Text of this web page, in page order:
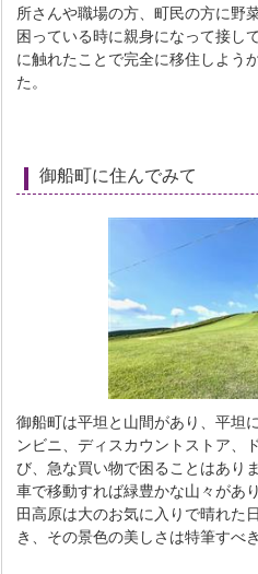
所さんや職場の方、町民の方に野
困っている時に親身になって接し
に触れたことで完全に移住しよう
た。
御船町に住んでみて
御船町は平坦と山間があり、平坦
ンビニ、ディスカウントストア、
び、急な買い物で困ることはあり
車で移動すれば緑豊かな山々があ
田高原は大のお気に入りで晴れた
き、その景色の美しさは特筆す